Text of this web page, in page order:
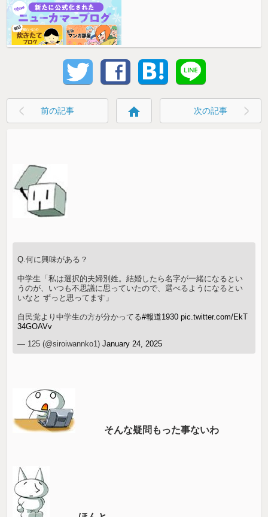
前の記事 home 次の記事
Q.何に興味がある？
中学生「私は選択的夫婦別姓。結婚したら名字が一緒になるとい
うのが、いつも不思議に思っていたので、選べるようになるとい
いなと ずっと思ってます」
自民党より中学生の方が分かってる#報道1930 pic.twitter.com/EkT
34GOAVv
— 125 (@siroiwannko1)January 24, 2025
そんな疑問もった事ないわ